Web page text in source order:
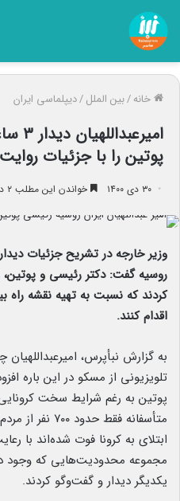
خانه/بین الملل/دیپلماسی ایران
پوتین را با جزئیات
۳۰ دی ۱۴۰۰ خواندن این مطلب ۲ دقیقه زمان میبرد
وزیر خارجه در تشریح جزئیات
روسیه گفت: دکتر رئیسی و
کردند که نسبت به تهیه نقشه
اقدام کنند.
به گزارش نبأپرس،
تلویزیونی از مسکو در این باره
پوتین به رغم شرایط سخت
متأسفانه فقط
ابتلای به کرونا فوت شده‌اند با
مجموعه محدودیت‌هایی که وجود
یکدیگر دیدار و گفت‌وگو کردند.